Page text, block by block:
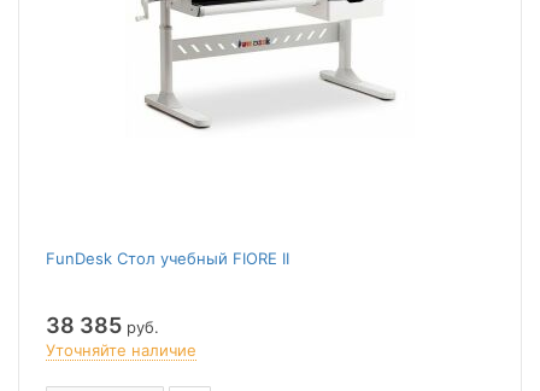
FunDesk Стол учебный FIORE II
38 385 руб.
Уточняйте наличие